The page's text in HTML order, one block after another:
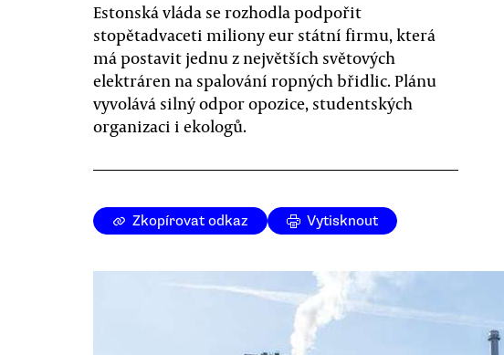
Estonská vláda se rozhodla podpořit
stopětadvaceti miliony eur státní firmu, která
má postavit jednu z největších světových
elektráren na spalování ropných břidlic. Plánu
vyvolává silný odpor opozice, studentských
organizaci i ekologů.
Zkopírovat odkaz Vytisknout